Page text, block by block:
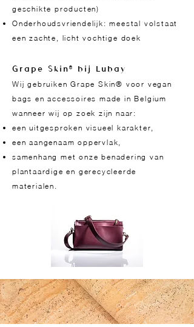
geschikte producten)
Onderhoudsvriendelijk: meestal volstaat
een zachte, licht vochtige doek
Grape Skin® bij Lubay
Wij gebruiken Grape Skin® voor vegan
bags en accessoires made in Belgium
wanneer wij op zoek zijn naar:
een uitgesproken visueel karakter,
een aangenaam oppervlak,
samenhang met onze benadering van
plantaardige en gerecycleerde
materialen.